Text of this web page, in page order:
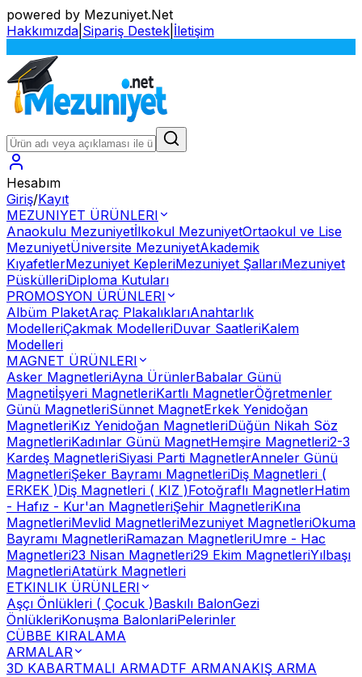
powered by Mezuniyet.Net
Hakkımızda Sipariş Destek İletişim
Hesabım
Giriş/Kayıt
MEZUNIYET ÜRÜNLERI
Anaokulu Mezuniyetİlkokul MezuniyetOrtaokul ve Lise
MezuniyetÜniversite MezuniyetAkademik
KıyafetlerMezuniyet KepleriMezuniyet ŞallarıMezuniyet
PüskülleriDiploma Kutuları
PROMOSYON ÜRÜNLERI
Albüm PlaketAraç PlakalıklarıAnahtarlık
ModelleriÇakmak ModelleriDuvar SaatleriKalem
Modelleri
MAGNET ÜRÜNLERI
Asker MagnetleriAyna ÜrünlerBabalar Günü
Magnetiİşyeri MagnetleriKartlı MagnetlerÖğretmenler
Günü MagnetleriSünnet MagnetErkek Yenidoğan
MagnetleriKız Yenidoğan MagnetleriDüğün Nikah Söz
MagnetleriKadınlar Günü MagnetHemşire Magnetleri2-3
Kardeş MagnetleriSiyasi Parti MagnetlerAnneler Günü
MagnetleriŞeker Bayramı MagnetleriDiş Magnetleri (
ERKEK )Diş Magnetleri ( KIZ )Fotoğraflı MagnetlerHatim
- Hafız - Kur'an MagnetleriŞehir MagnetleriKına
MagnetleriMevlid MagnetleriMezuniyet MagnetleriOkuma
Bayramı MagnetleriRamazan MagnetleriUmre - Hac
Magnetleri23 Nisan Magnetleri29 Ekim MagnetleriYılbaşı
MagnetleriAtatürk Magnetleri
ETKINLIK ÜRÜNLERI
Aşçı Önlükleri ( Çocuk )Baskılı BalonGezi
ÖnlükleriKonuşma BalonlariPelerinler
CÜBBE KIRALAMA
ARMALAR
3D KABARTMALI ARMADTF ARMANAKIŞ ARMA